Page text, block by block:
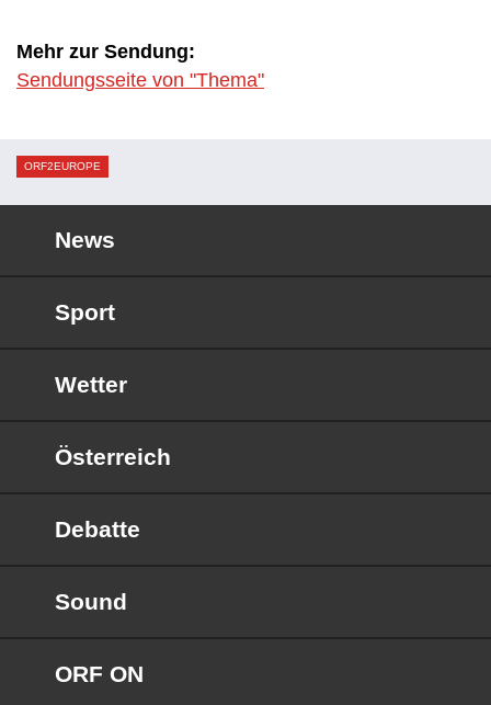
Mehr zur Sendung:
Sendungsseite von "Thema"
ORF2EUROPE
News
Sport
Wetter
Österreich
Debatte
Sound
ORF ON